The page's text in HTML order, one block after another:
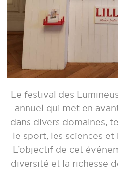
Le festival des
annuel qui met en
dans divers domaines,
le sport, les sciences et
L’objectif de cet
diversité et la richesse